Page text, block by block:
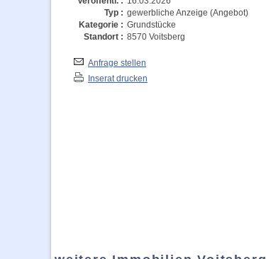
Typ : gewerbliche Anzeige (Angebot)
Kategorie : Grundstücke
Standort : 8570 Voitsberg
Anfrage stellen
Inserat drucken